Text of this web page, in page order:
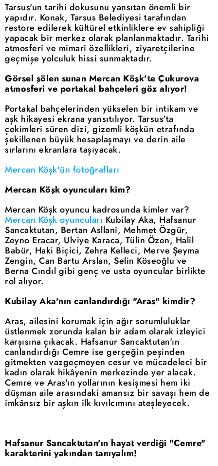
Tarsus'un tarihi dokusunu yansıtan önemli bir
yapıdır. Konak, Tarsus Belediyesi tarafından
restore edilerek kültürel etkinliklere ev sahipliği
yapacak bir merkez olarak planlanmaktadır. Tarihi
atmosferi ve mimari özellikleri, ziyaretçilerine
geçmişe yolculuk hissi sunmaktadır.
Görsel şölen sunan Mercan Köşk'te Çukurova
atmosferi ve portakal bahçeleri göz alıyor!
Portakal bahçelerinden yükselen bir intikam ve
aşk hikayesi ekrana yansıtılıyor. Tarsus'ta
çekimleri süren dizi, gizemli köşkün etrafında
şekillenen büyük hesaplaşmayı ve derin aile
sırlarını ekranlara taşıyacak.
Mercan Köşk'ün fotoğrafları
Mercan Köşk oyuncuları kim?
Mercan Köşk oyuncu kadrosunda kimler var?
Mercan Köşk oyuncuları Kubilay Aka, Hafsanur
Sancaktutan, Bertan Asllani, Mehmet Özgür,
Zeyno Eracar, Ulviye Karaca, Tülin Özen, Halil
Babür, Haki Biçici, Zehra Kelleci, Merve Şeyma
Zengin, Can Bartu Arslan, Selin Köseoğlu ve
Berna Cındıl gibi genç ve usta oyuncular birlikte
rol alıyor.
Kubilay Aka'nın canlandırdığı "Aras" kimdir?
Aras, ailesini korumak için ağır sorumluluklar
üstlenmek zorunda kalan bir adam olarak izleyici
karşısına çıkacak. Hafsanur Sancaktutan'ın
canlandırdığı Cemre ise gerçeğin peşinden
gitmekten vazgeçmeyen cesur ve mücadeleci bir
kadın olarak hikâyenin merkezinde yer alacak.
Cemre ve Aras'ın yollarının kesişmesi hem iki
düşman aile arasındaki amansız bir savaşı hem de
imkânsız bir aşkın ilk kıvılcımını ateşleyecek.
Hafsanur Sancaktutan'ın hayat verdiği "Cemre"
karakterini yakından tanıyalım!